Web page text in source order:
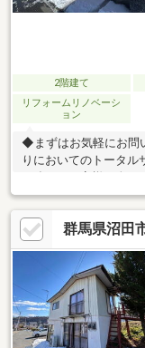
2階建て
リフォームリノベーシ
ョン
◆まずはお気軽にお問
りにおいてのトータル
す。・スタッフ一同
験知識が豊富なスタッ
す。・お問合せを受け
す。・その他物件情報
ください。
群馬県沼田